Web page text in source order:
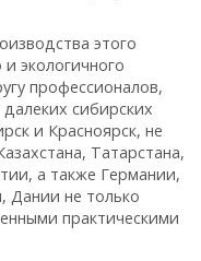
этого
экологичного
профессионалов,
сибирских
и Красноярск, не
Татарстана,
а также Германии,
не только
практическими